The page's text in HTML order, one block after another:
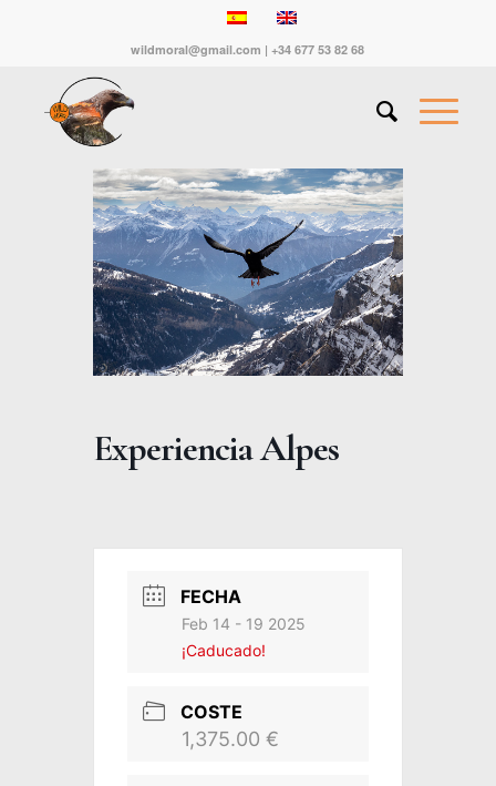
wildmoral@gmail.com | +34 677 53 82 68
Experiencia Alpes
FECHA
Feb 14 - 19 2025
¡Caducado!
COSTE
1,375.00 €